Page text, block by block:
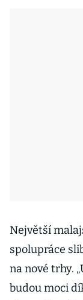
Největší
spolupráce
na nové trhy.
budou moci